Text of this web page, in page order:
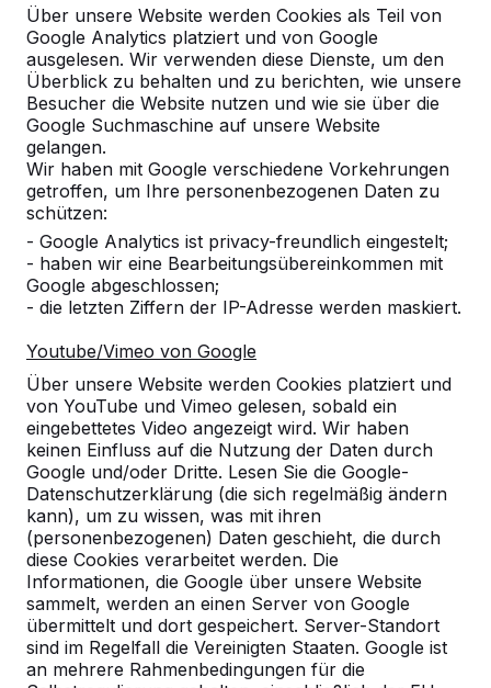
Über unsere Website werden Cookies als Teil von
Google Analytics platziert und von Google
ausgelesen. Wir verwenden diese Dienste, um den
Überblick zu behalten und zu berichten, wie unsere
Besucher die Website nutzen und wie sie über die
Google Suchmaschine auf unsere Website
gelangen.
Wir haben mit Google verschiedene Vorkehrungen
getroffen, um Ihre personenbezogenen Daten zu
schützen:
- Google Analytics ist privacy-freundlich eingestelt;
- haben wir eine Bearbeitungsübereinkommen mit
Google abgeschlossen;
- die letzten Ziffern der IP-Adresse werden maskiert.
Youtube/Vimeo von Google
Über unsere Website werden Cookies platziert und
von YouTube und Vimeo gelesen, sobald ein
eingebettetes Video angezeigt wird. Wir haben
keinen Einfluss auf die Nutzung der Daten durch
Google und/oder Dritte. Lesen Sie die Google-
Datenschutzerklärung (die sich regelmäßig ändern
kann), um zu wissen, was mit ihren
(personenbezogenen) Daten geschieht, die durch
diese Cookies verarbeitet werden. Die
Informationen, die Google über unsere Website
sammelt, werden an einen Server von Google
übermittelt und dort gespeichert. Server-Standort
sind im Regelfall die Vereinigten Staaten. Google ist
an mehrere Rahmenbedingungen für die
Heblad für ein modernes
Parkbank Modell aus Beton
HeBlad ist
der
Experte,
wenn es
darauf
ankommt,
Straßenmobiliar aus Beton anzufertigen. Neben
Parkbänken machen wir nämlich auch noch
Picknicksets, Tischtennistische und
Tischfußballspiele. Für all diese Produkte verwenden
wir Beton, sodass Sie davon überzeugt sein können,
es sind die stabilsten Produkte auf dem Markt. Die
Herstellung unserer Parkbänke geschieht aus einem
Stück Beton. Auf diese Art und Weise haben die
Bänke keine Nähte, die kaputt gehen könnten und sie
sind dadurch völlig vandalismussicher.